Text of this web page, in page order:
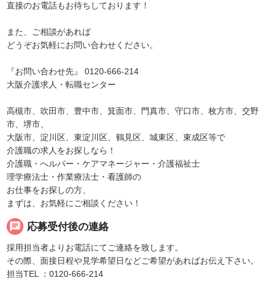
直接のお電話もお待ちしております！
また、ご相談があれば
どうぞお気軽にお問い合わせください。
『お問い合わせ先』 0120-666-214
大阪介護求人・転職センター
高槻市、吹田市、豊中市、箕面市、門真市、守口市、枚方市、交野
市、堺市、
大阪市、淀川区、東淀川区、鶴見区、城東区、東成区等で
介護職の求人をお探しなら！
介護職・へルパー・ケアマネージャー・介護福祉士
理学療法士・作業療法士・看護師の
お仕事をお探しの方、
まずは、お気軽にご相談ください！
chat 応募受付後の連絡
採用担当者よりお電話にてご連絡を致します。
その際、面接日程や見学希望日などご希望があればお伝え下さい。
担当TEL ：0120-666-214